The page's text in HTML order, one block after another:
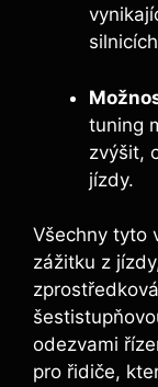
tuning
zvýšit,
jízdy.
Všechny tyto
zážitku z
odezvami
pro řidiče,